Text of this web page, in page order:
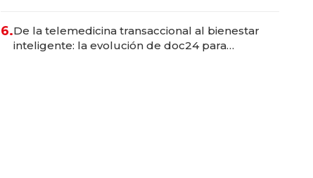
6.De la telemedicina transaccional al bienestar
inteligente: la evolución de doc24 para